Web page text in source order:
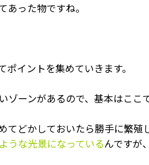
った物ですね。
イントを集めていきます。
ゾーンがあるので、基本はここ
てどかしておいたら勝手に繁殖
うな光景になっているんですが